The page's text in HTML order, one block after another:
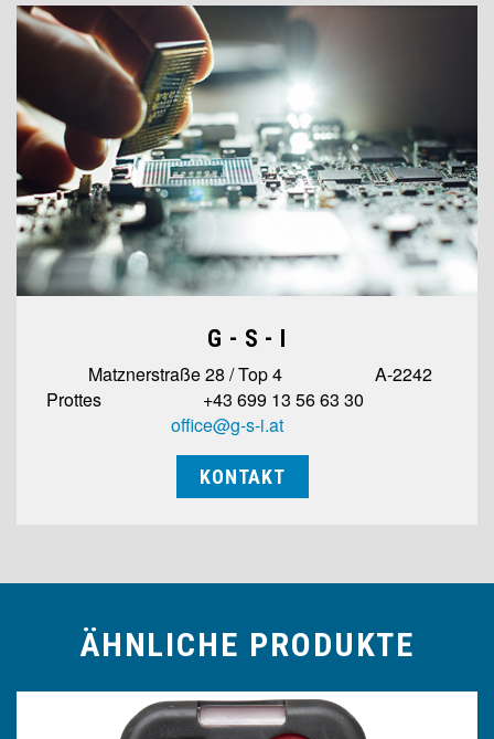
G - S - I
Matznerstraße 28 / Top 4 A-2242
Prottes +43 699 13 56 63 30
office@g-s-i.at
KONTAKT
ÄHNLICHE PRODUKTE